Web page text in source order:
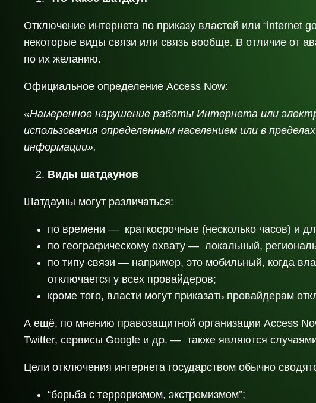
Отключение интернета по приказу властей или “internet
некоторые виды связи или связь вообще. В отличие от
по их желанию.
Официальное определение Access Now:
«Намеренное нарушение работы Интернета или
использования определенным населением или в
информации».
Виды шатдаунов
Шатдауны могут различаться:
по времени — краткосрочные (несколько часов) и
по географическому охвату — локальный,
по типу связи — например, это мобильный, когда
отключается у всех провайдеров;
кроме того, власти могут приказать провайдерам
А ещё, по мнению правозащитной организации Access
Twitter, сервисы Google и др. — также являются случаями
Цели отключения интернета государством обычно
“борьба с терроризмом, экстремизмом”;